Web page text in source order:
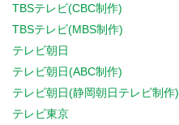
TBSテレビ(CBC制作)
TBSテレビ(MBS制作)
テレビ朝日
テレビ朝日(ABC制作)
テレビ朝日(静岡朝日テレビ制作)
テレビ東京